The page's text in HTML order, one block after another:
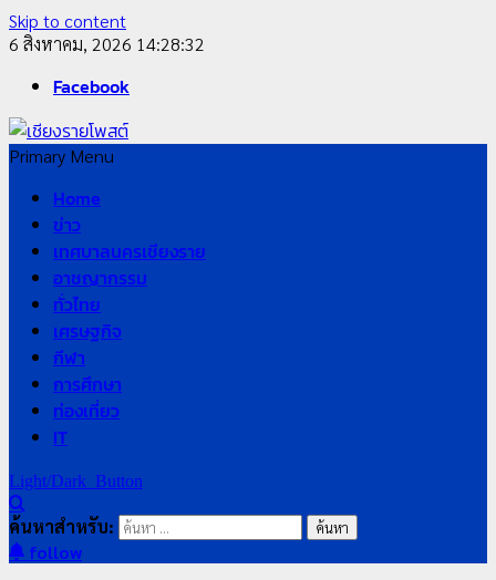
Skip to content
6 สิงหาคม, 2026 14:28:33
Facebook
Primary Menu
Home
ข่าว
เทศบาลนครเชียงราย
อาชญากรรม
ทั่วไทย
เศรษฐกิจ
กีฬา
การศึกษา
ท่องเที่ยว
IT
Light/Dark Button
ค้นหาสำหรับ:
follow